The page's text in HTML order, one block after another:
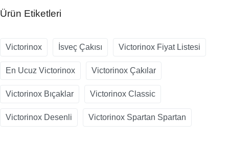
Ürün Etiketleri
Victorinox İsveç Çakısı Victorinox Fiyat Listesi
En Ucuz Victorinox Victorinox Çakılar
Victorinox Bıçaklar Victorinox Classic
Victorinox Desenli Victorinox Spartan Spartan